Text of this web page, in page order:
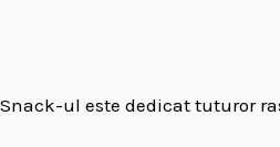
ul este dedicat tuturor